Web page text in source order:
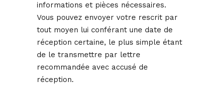
informations et pièces nécessaires.
Vous pouvez envoyer votre rescrit par
tout moyen lui conférant une date de
réception certaine, le plus simple étant
de le transmettre par lettre
recommandée avec accusé de
réception.